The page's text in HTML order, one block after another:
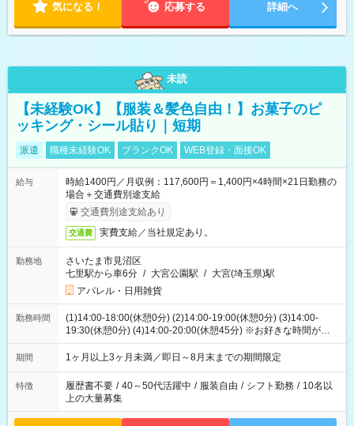
気になる！ 応募する 詳細へ
未読
【未経験OK】【服装＆髪色自由！】お菓子のピ
ッキング・シール貼り｜短期
派遣 職種未経験OK ブランクOK WEB登録・面接OK
給与
時給1400円／月収例：117,600円＝1,400円×4時間×21日勤務の
場合＋交通費別途支給
交通費別途支給あり
交通費 実費支給／当社規定あり。
勤務地
さいたま市見沼区
七里駅から車6分 / 大宮公園駅 / 大宮(埼玉県)駅
アパレル・日用雑貨
勤務時間
(1)14:00-18:00(休憩0分) (2)14:00-19:00(休憩0分) (3)14:00-
19:30(休憩0分) (4)14:00-20:00(休憩45分) ※お好きな時間が選べ
ます
期間 1ヶ月以上3ヶ月未満／即日～8月末までの期間限定
特徴 履歴書不要 / 40～50代活躍中 / 服装自由 / シフト勤務 / 10名以
上の大量募集